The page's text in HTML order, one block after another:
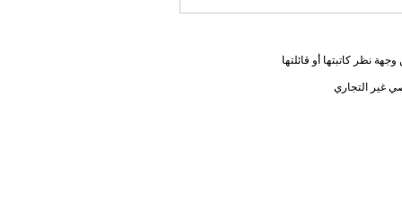
نظر كاتبتها أو قائلتها
غير التجاري